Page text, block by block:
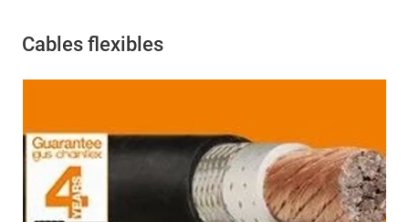
Cables flexibles